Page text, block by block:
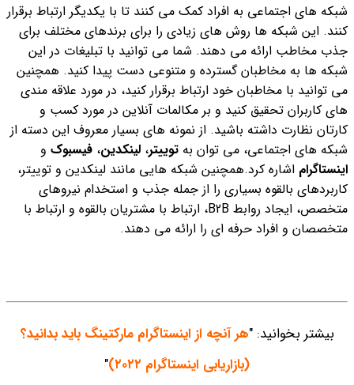
شبکه های اجتماعی به افراد کمک می کنند تا با یکدیگر ارتباط برقرار
کنند. این شبکه ها روش های زیادی را برای برندهای مختلف برای
جذب مخاطب ارائه می دهند. شما می توانید با تبلیغات در این
شبکه ها به مخاطبان گسترده و متنوعی دست پیدا کنید. همچنین
می توانید با مخاطبان خود ارتباط برقرار کنید، در مورد علاقه مندی
های کاربران تحقیق کنید و بر مکالمات آنلاین در مورد کسب و
کارتان نظارت داشته باشید. از نمونه های بسیار معروف این دسته از
شبکه های اجتماعی، می توان به توییتر، لینکدین، فیسبوک و
اینستاگرام اشاره کرد.همچنین شبکه هایی مانند لینکدین و توییتر،
کاربردهای بالقوه بسیاری را از جمله جذب و استخدام نیروهای
متخصص، ایجاد روابط B2B، ارتباط با مشتریان بالقوه و ارتباط با
متخصصان و افراد حرفه ای را ارائه می دهند.
بیشتر بخوانید: "هر آنچه از اینستاگرام مارکتینگ باید بدانید؟
(بازاریابی اینستاگرام ۲۰۲۲)
"